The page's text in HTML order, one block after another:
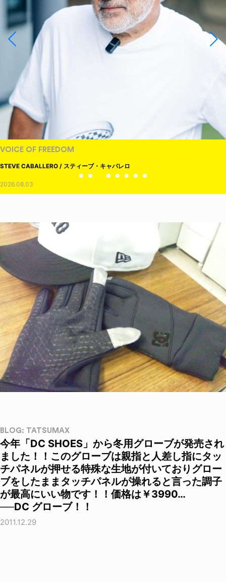
VOICE OF FREEDOM
STEVE CABALLERO / スティーブ・キャバレロ
2026.08.03
BLOG: TATSUMAX
今年「DC SHOES」から冬用グローブが発売され
ました！！このグローブは親指と人差し指にタッ
チパネルが押せる特殊な生地が付いておりグロー
ブをしたままタッチパネルが操れると言った調子
が最高にいい物です！！価格は￥3990…
──DC グローブ！！
2011.12.29